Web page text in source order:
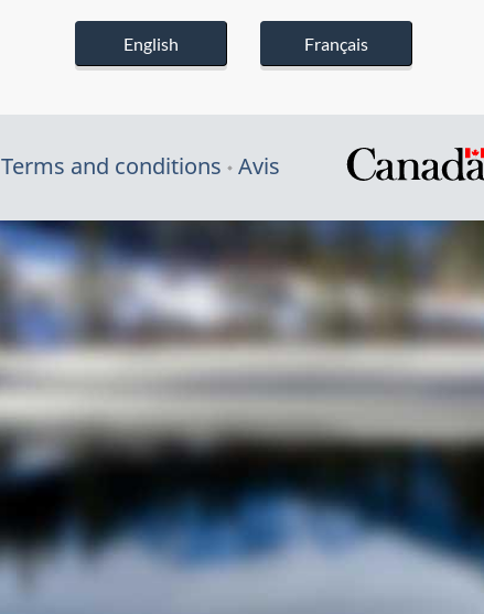
English Français
Terms and conditions Avis